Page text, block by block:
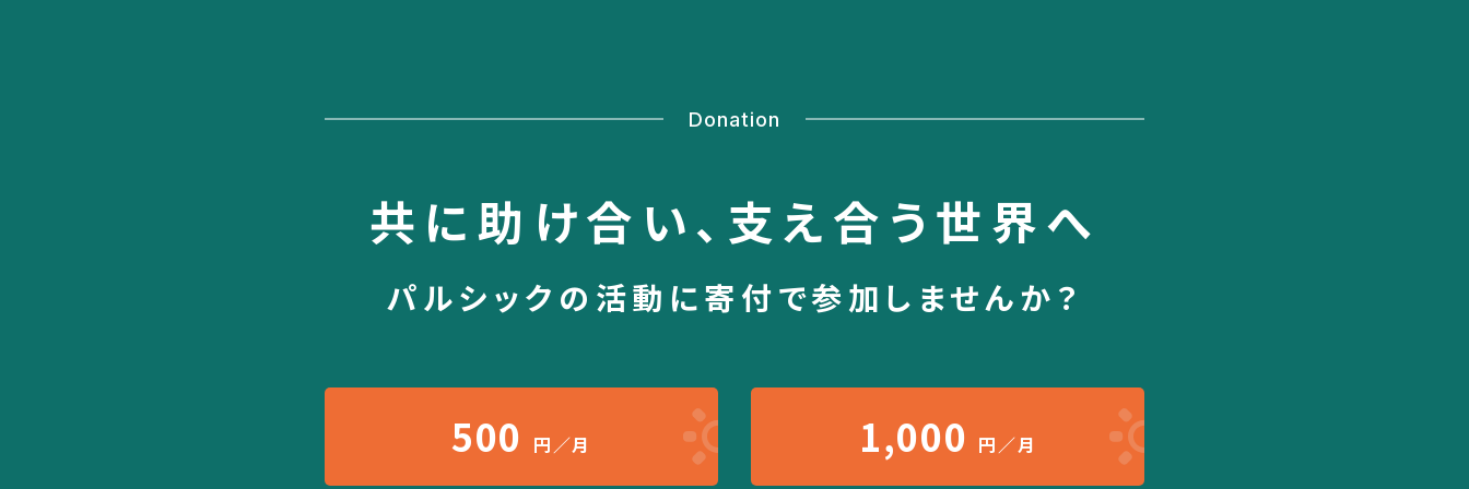
Donation
共に助け合い、 支え合う世界へ
パルシックの活動に寄付で参加しませんか？
500 円／月 1,000 円／月